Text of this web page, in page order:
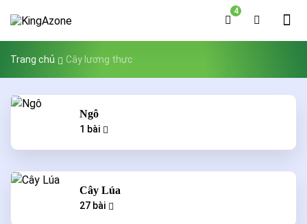
4
Trang chủ Cây lương thực
Ngô
1 bài
Cây Lúa
27 bài